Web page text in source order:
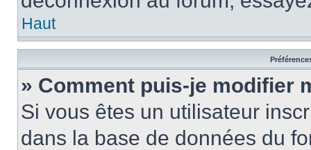
Haut
» Comment puis-je modifier
Si vous êtes un utilisateur
dans la base de données du